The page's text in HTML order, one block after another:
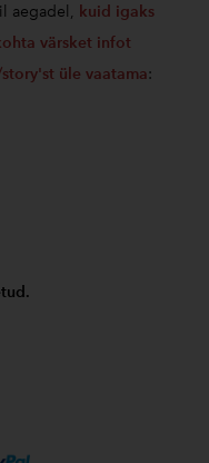
aegadel, kuid igaks
värsket infot
üle vaatama: